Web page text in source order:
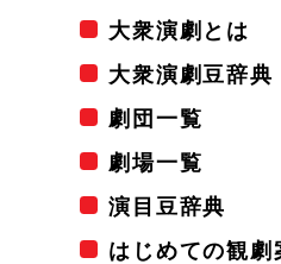
大衆演劇とは
大衆演劇豆辞典
劇団一覧
劇場一覧
演目豆辞典
はじめての観劇